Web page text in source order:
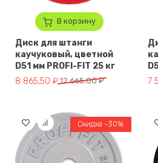
В корзину
Диск для штанги
каучуковый, цветной
D51 мм PROFI-FIT 25 кг
12 665,00₽
Первоначальная цена составляла
8 865,50 ₽
Текущая цена: 8 865,50 ₽. 7
Скидка -30%